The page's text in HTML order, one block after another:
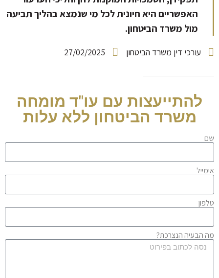
האפשריים היא חיונית לכל מי שנמצא בהליך תביעה
מול משרד הביטחון.
עורכי דין משרד הביטחון 27/02/2025
להתייעצות עם עו"ד מומחה
משרד הביטחון ללא עלות
שם
אימייל
טלפון
מה הבעיה הנצרכת?